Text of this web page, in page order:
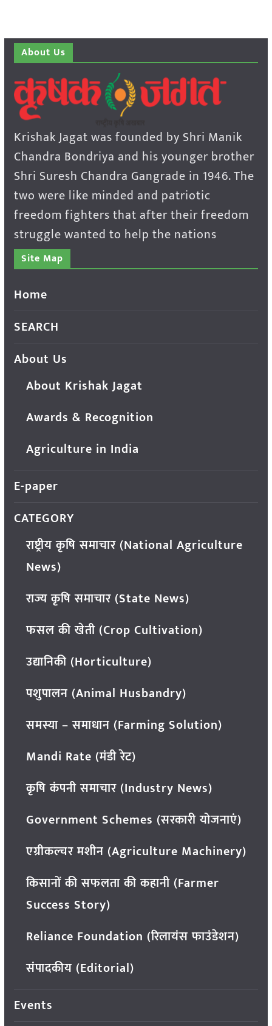
About Us
Krishak Jagat was founded by Shri Manik
Chandra Bondriya and his younger brother
Shri Suresh Chandra Gangrade in 1946. The
two were like minded and patriotic
freedom fighters that after their freedom
struggle wanted to help the nations
Site Map
Home
SEARCH
About Us
About Krishak Jagat
Awards & Recognition
Agriculture in India
E-paper
CATEGORY
राष्ट्रीय कृषि समाचार (National Agriculture
News)
राज्य कृषि समाचार (State News)
फसल की खेती (Crop Cultivation)
उद्यानिकी (Horticulture)
पशुपालन (Animal Husbandry)
समस्या – समाधान (Farming Solution)
Mandi Rate (मंडी रेट)
कृषि कंपनी समाचार (Industry News)
Government Schemes (सरकारी योजनाएं)
एग्रीकल्चर मशीन (Agriculture Machinery)
किसानों की सफलता की कहानी (Farmer
Success Story)
Reliance Foundation (रिलायंस फाउंडेशन)
संपादकीय (Editorial)
Events